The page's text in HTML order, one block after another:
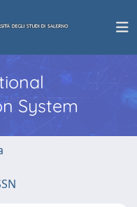
System